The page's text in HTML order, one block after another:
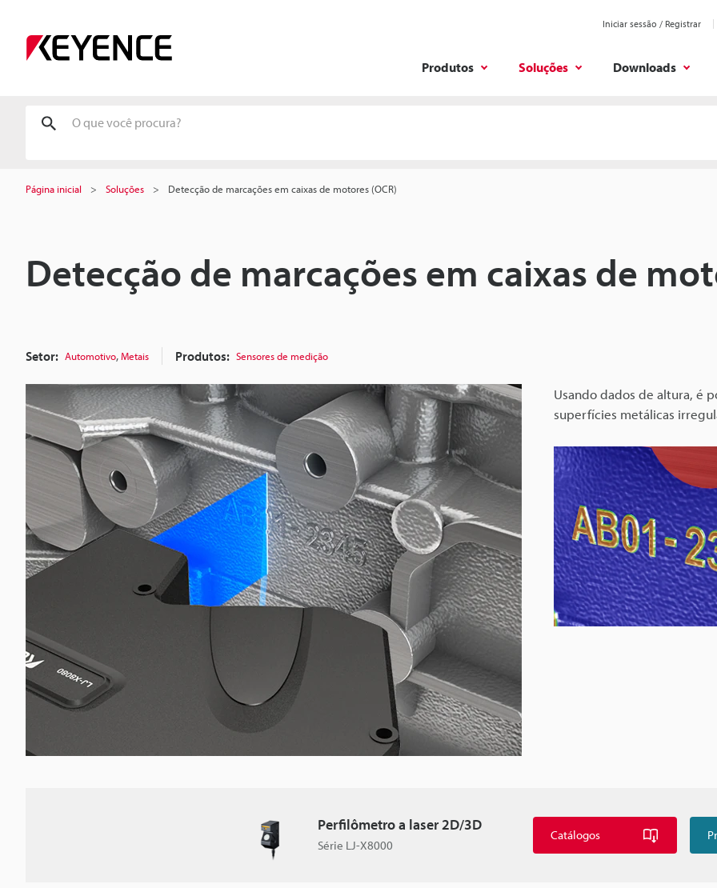
Iniciar sessão / Registrar
Produtos Soluções Downloads
Página inicial Soluções Detecção de marcações em caixas de motores (OCR)
Detecção de marcações em caixas de
Setor: Automotivo,Metais Produtos: Sensores de medição
Usando dados de altura, é
superfícies metálicas
Perfilômetro a laser 2D/3D
Série LJ-X8000
Catálogos